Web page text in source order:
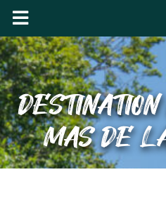
MAS DE